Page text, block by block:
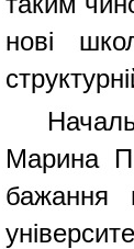
нові
Марина
бажання